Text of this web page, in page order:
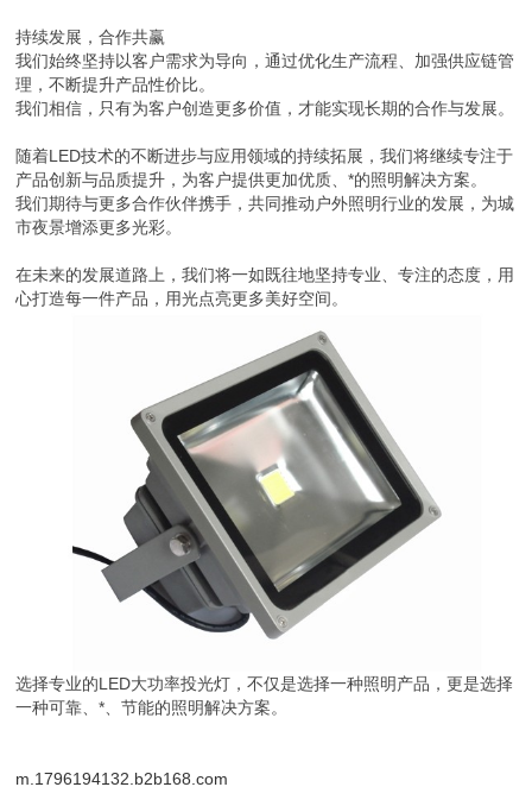
持续发展，合作共赢
我们始终坚持以客户需求为导向，通过优化生产流程、加强供应链管
理，不断提升产品性价比。
我们相信，只有为客户创造更多价值，才能实现长期的合作与发展。
随着LED技术的不断进步与应用领域的持续拓展，我们将继续专注于
产品创新与品质提升，为客户提供更加优质、*的照明解决方案。
我们期待与更多合作伙伴携手，共同推动户外照明行业的发展，为城
市夜景增添更多光彩。
在未来的发展道路上，我们将一如既往地坚持专业、专注的态度，用
心打造每一件产品，用光点亮更多美好空间。
选择专业的LED大功率投光灯，不仅是选择一种照明产品，更是选择
一种可靠、*、节能的照明解决方案。
m.1796194132.b2b168.com